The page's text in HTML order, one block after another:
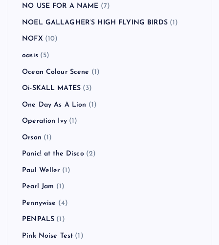
NO USE FOR A NAME (7)
NOEL GALLAGHER’S HIGH FLYING BIRDS(1)
NOFX (10)
oasis(5)
Ocean Colour Scene (1)
Oi-SKALL MATES (3)
One Day As A Lion (1)
Operation Ivy(1)
Orson (1)
Panic! at the Disco(2)
Paul Weller (1)
Pearl Jam (1)
Pennywise (4)
PENPALS (1)
Pink Noise Test (1)